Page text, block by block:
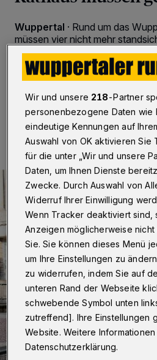
Wuppertal · Rund um das
müssen vier nicht mehr
werden. Sie sollen ersetzt
die Prüfung durch einen
18.05.2026 , 17:30 Uhr Eine
Wir und unsere 218-Partner
personenbezogene Daten wie
eindeutige Kennungen auf
Auswahl von OK aktivieren
für die unter „Wir und unsere
Daten, um Ihnen Dienste
Zwecke. Durch Auswahl von
Widerruf Ihrer Einwilligung
Wenn Tracker deaktiviert sind,
Anzeigen möglicherweise
Sie. Sie können dieses Menü
um Ihre Einstellungen zu
zu widerrufen, indem Sie auf
unteren Rand der Webseite
schwebende Symbol unten
zutreffend]. Ihre Einstellungen
Website. Weitere
Datenschutzerklärung.